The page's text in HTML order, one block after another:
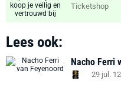
Ticketshop
Lees ook:
Nacho Ferri
29 jul.